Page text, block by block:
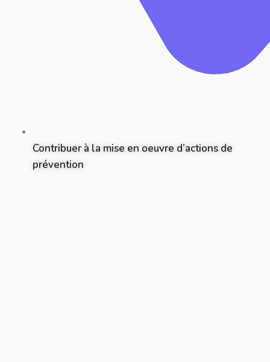
Contribuer à la mise en oeuvre d’actions de
prévention